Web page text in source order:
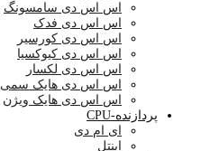
اس اس دی سامسونگ
اس اس دی فدک
اس اس دی کورسیر
اس اس دی کیوکسیا
اس اس دی لکسار
اس اس دی هایک سمی
اس اس دی هایک ویژن
پردازنده-CPU
ای ام دی
اینتل